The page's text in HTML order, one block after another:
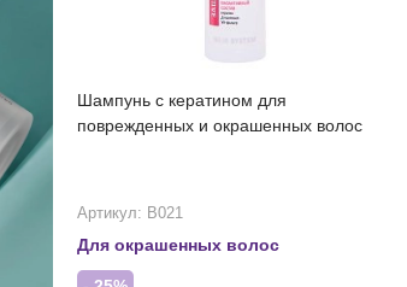
Шампунь с кератином для
поврежденных и окрашенных волос
Артикул: В021
Для окрашенных волос